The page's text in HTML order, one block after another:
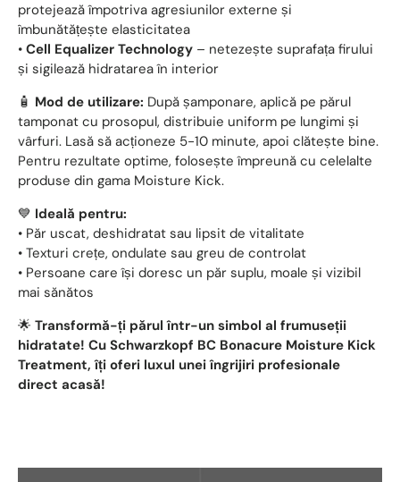
protejează împotriva agresiunilor externe și
îmbunătățește elasticitatea
• Cell Equalizer Technology – netezește suprafața firului
și sigilează hidratarea în interior
🧴 Mod de utilizare: După șamponare, aplică pe părul
tamponat cu prosopul, distribuie uniform pe lungimi și
vârfuri. Lasă să acționeze 5-10 minute, apoi clătește bine.
Pentru rezultate optime, folosește împreună cu celelalte
produse din gama Moisture Kick.
💙 Ideală pentru:
• Păr uscat, deshidratat sau lipsit de vitalitate
• Texturi crețe, ondulate sau greu de controlat
• Persoane care își doresc un păr suplu, moale și vizibil
mai sănătos
🌟 Transformă-ți părul într-un simbol al frumuseții
hidratate! Cu Schwarzkopf BC Bonacure Moisture Kick
Treatment, îți oferi luxul unei îngrijiri profesionale
direct acasă!